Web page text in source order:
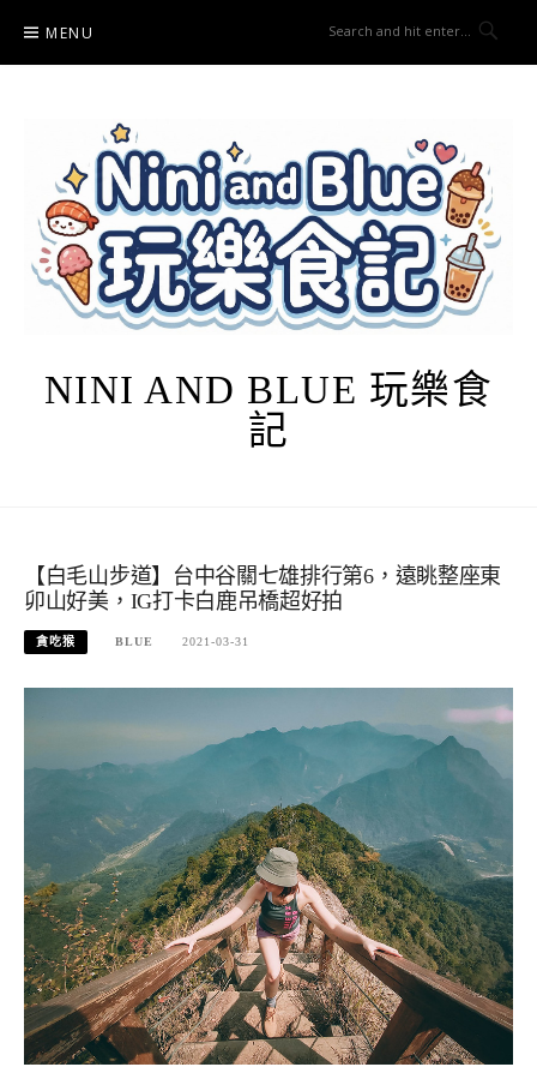
content
MENU
NINI AND BLUE 玩樂食
記
【白毛山步道】台中谷關七雄排行第6，遠眺整座東
卯山好美，IG打卡白鹿吊橋超好拍
貪吃猴 BLUE 2021-03-31